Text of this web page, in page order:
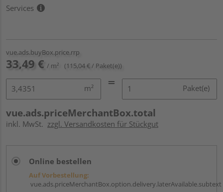
Services
vue.ads.buyBox.price.rrp
33,49 € / m² (115,04 € / Paket(e))
m² Paket(e)
vue.ads.priceMerchantBox.total
inkl. MwSt. zzgl. Versandkosten für Stückgut
Online bestellen
Auf Vorbestellung:
vue.ads.priceMerchantBox.option.delivery.laterAvailable.subtext